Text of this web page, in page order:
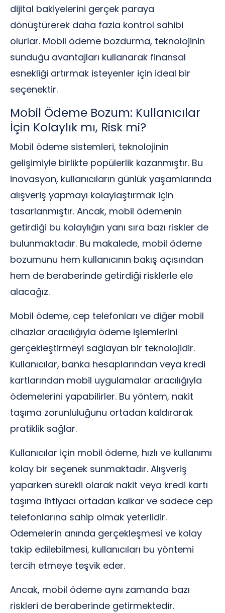
dijital bakiyelerini gerçek paraya
dönüştürerek daha fazla kontrol sahibi
olurlar. Mobil ödeme bozdurma, teknolojinin
sunduğu avantajları kullanarak finansal
esnekliği artırmak isteyenler için ideal bir
seçenektir.
Mobil Ödeme Bozum: Kullanıcılar
İçin Kolaylık mı, Risk mi?
Mobil ödeme sistemleri, teknolojinin
gelişimiyle birlikte popülerlik kazanmıştır. Bu
inovasyon, kullanıcıların günlük yaşamlarında
alışveriş yapmayı kolaylaştırmak için
tasarlanmıştır. Ancak, mobil ödemenin
getirdiği bu kolaylığın yanı sıra bazı riskler de
bulunmaktadır. Bu makalede, mobil ödeme
bozumunu hem kullanıcının bakış açısından
hem de beraberinde getirdiği risklerle ele
alacağız.
Mobil ödeme, cep telefonları ve diğer mobil
cihazlar aracılığıyla ödeme işlemlerini
gerçekleştirmeyi sağlayan bir teknolojidir.
Kullanıcılar, banka hesaplarından veya kredi
kartlarından mobil uygulamalar aracılığıyla
ödemelerini yapabilirler. Bu yöntem, nakit
taşıma zorunluluğunu ortadan kaldırarak
pratiklik sağlar.
Kullanıcılar için mobil ödeme, hızlı ve kullanımı
kolay bir seçenek sunmaktadır. Alışveriş
yaparken sürekli olarak nakit veya kredi kartı
taşıma ihtiyacı ortadan kalkar ve sadece cep
telefonlarına sahip olmak yeterlidir.
Ödemelerin anında gerçekleşmesi ve kolay
takip edilebilmesi, kullanıcıları bu yöntemi
tercih etmeye teşvik eder.
Ancak, mobil ödeme aynı zamanda bazı
riskleri de beraberinde getirmektedir.